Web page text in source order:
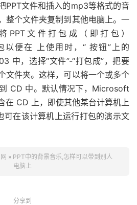
文件和插入的mp3等格式的音
整个文件夹复制到其他电脑上。一
PPT文件打包成（即打包）
以便在 上使用时，“ 按钮”上的
中，选择“文件”-“打包成”，把要
文件夹。这样，可以将一个或多个
CD 中。默认情况下，Microsoft
CD 上，即使其他某台计算机上
在该计算机上运行打包的演示文
» PPT中的背景音乐,怎样可以带到别人
电脑上
分享到